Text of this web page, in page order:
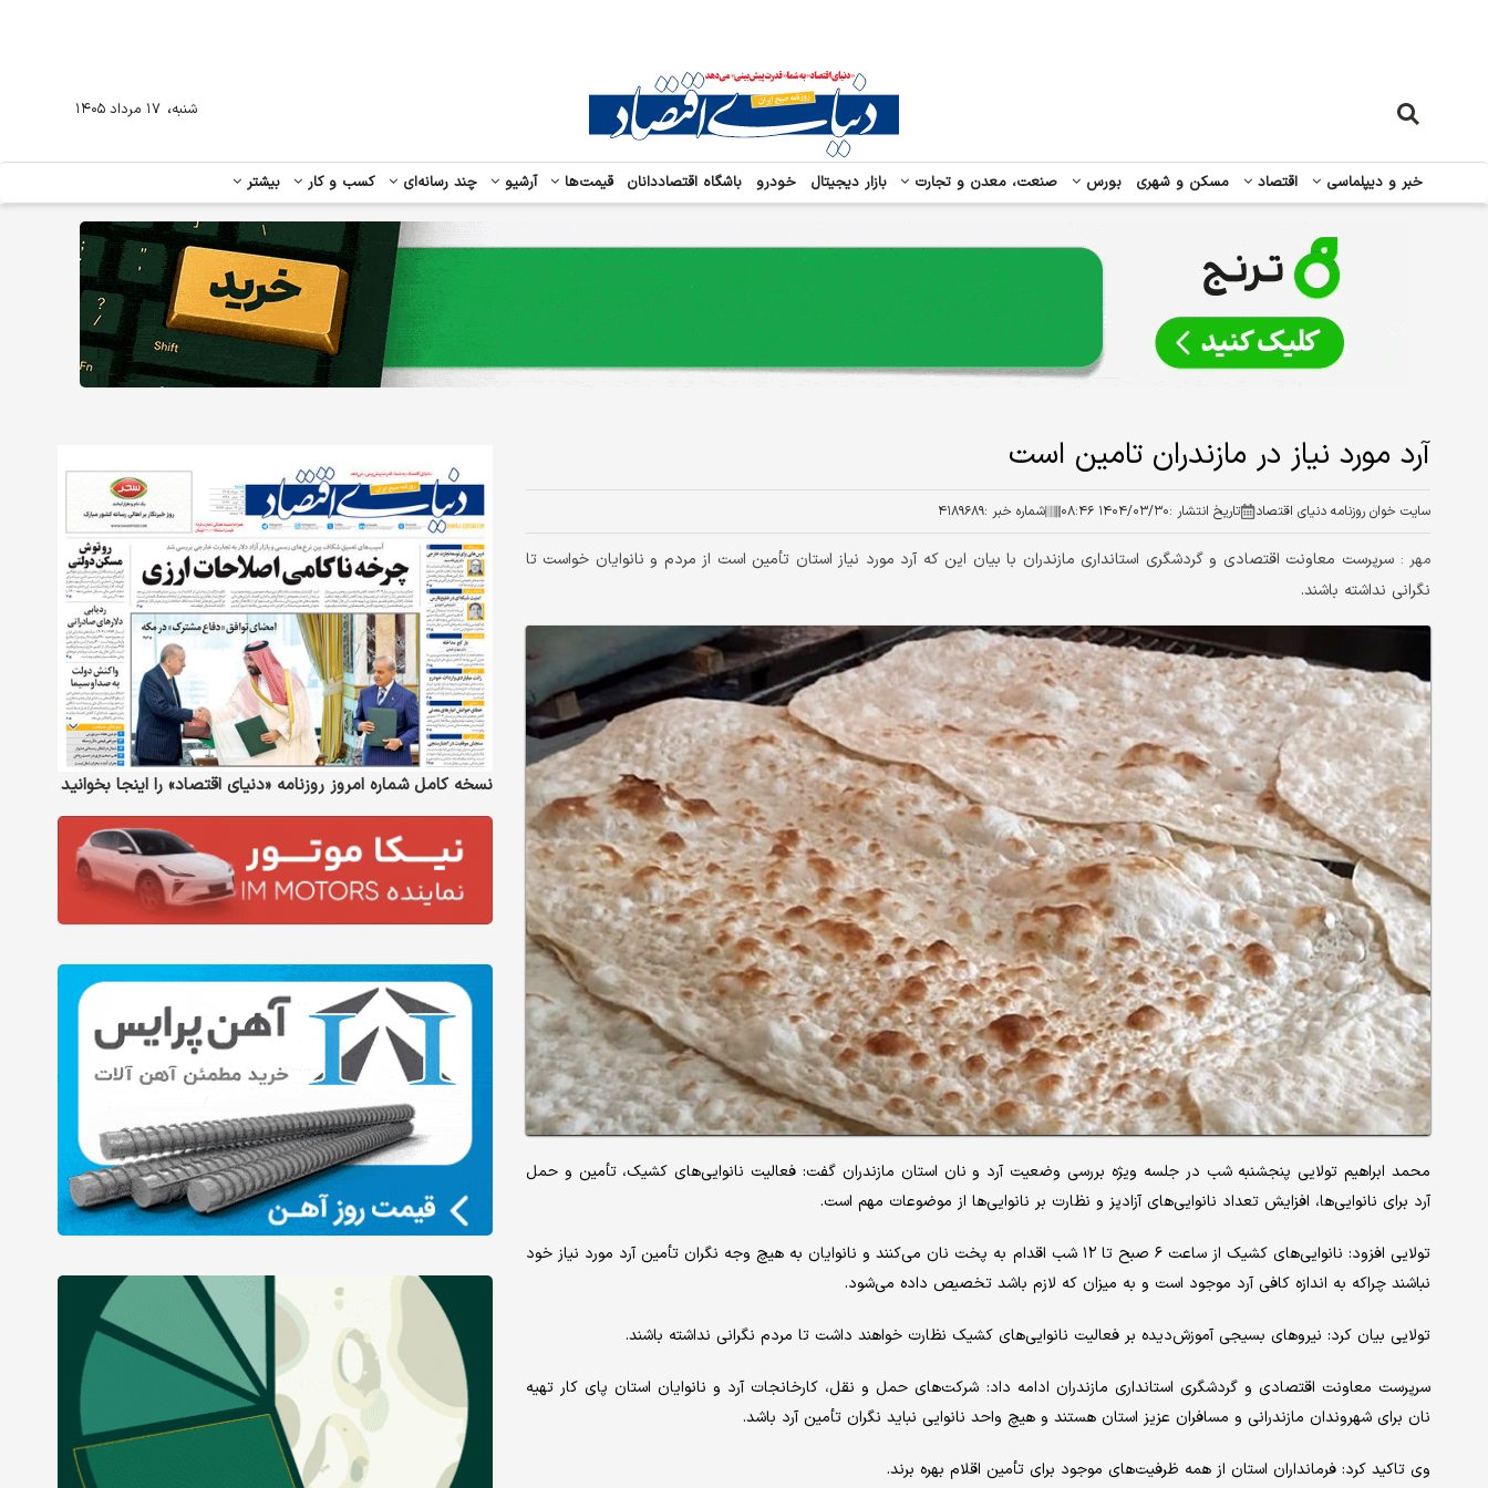
خبر و دیپلماسی اقتصاد مسکن و شهری بورس صنعت، معدن و تجارت بازار دیجیتال خودرو باشگاه اقتصاددانان قیمت‌ها آرشیو چند رسانه‌ای کسب و کار بیشتر
شنبه، ۱۷ مرداد ۱۴۰۵
آرد مورد نیاز در مازندران تامین است
سایت خوان روزنامه دنیای اقتصاد تاریخ انتشار :۱۴۰۴/۰۳/۳۰ ۰۸:۴۶ شماره خبر :۴۱۸۹۶۸۹
مهر : سرپرست معاونت اقتصادی و گردشگری استانداری مازندران با بیان این که آرد مورد نیاز استان تأمین است از مردم و نانوایان خواست تا
نگرانی نداشته باشند.
محمد ابراهیم تولایی پنجشنبه شب در جلسه ویژه بررسی وضعیت آرد و نان استان مازندران گفت: فعالیت نانوایی‌های کشیک، تأمین و حمل
آرد برای نانوایی‌ها، افزایش تعداد نانوایی‌های آزادپز و نظارت بر نانوایی‌ها از موضوعات مهم است.
تولایی افزود: نانوایی‌های کشیک از ساعت ۶ صبح تا ۱۲ شب اقدام به پخت نان می‌کنند و نانوایان به هیچ وجه نگران تأمین آرد مورد نیاز خود
نباشند چراکه به اندازه کافی آرد موجود است و به میزان که لازم باشد تخصیص داده می‌شود.
تولایی بیان کرد: نیروهای بسیجی آموزش‌دیده بر فعالیت نانوایی‌های کشیک نظارت خواهند داشت تا مردم نگرانی نداشته باشند.
سرپرست معاونت اقتصادی و گردشگری استانداری مازندران ادامه داد: شرکت‌های حمل و نقل، کارخانجات آرد و نانوایان استان پای کار تهیه
نان برای شهروندان مازندرانی و مسافران عزیز استان هستند و هیچ واحد نانوایی نباید نگران تأمین آرد باشد.
وی تاکید کرد: فرمانداران استان از همه ظرفیت‌های موجود برای تأمین اقلام بهره برند.
نسخه کامل شماره امروز روزنامه «دنیای‌ اقتصاد» را اینجا بخوانید